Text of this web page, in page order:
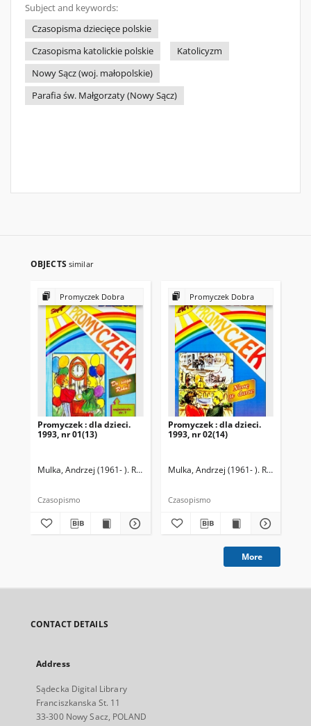
Subject and keywords:
Czasopisma dziecięce polskie
Czasopisma katolickie polskie
Katolicyzm
Nowy Sącz (woj. małopolskie)
Parafia św. Małgorzaty (Nowy Sącz)
OBJECTS similar
Promyczek Dobra
Promyczek : dla dzieci.
1993, nr 01(13)
Mulka, Andrzej (1961- ). Redaktor naczelny
Czasopismo
Promyczek Dobra
Promyczek : dla dzieci.
1993, nr 02(14)
Mulka, Andrzej (1961- ). Redaktor
Czasopismo
More
CONTACT DETAILS
Address
Sądecka Digital Library
Franciszkanska St. 11
33-300 Nowy Sacz, POLAND